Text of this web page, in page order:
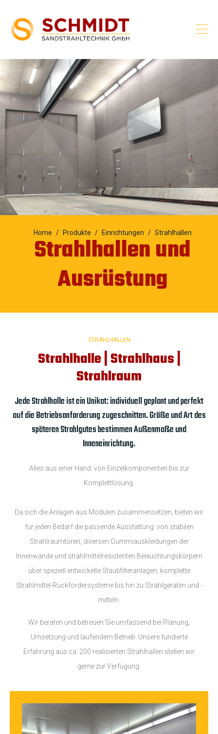
Home Produkte Einrichtungen Strahlhallen
Strahlhallen und
Ausrüstung
STRAHLHALLEN
Strahlhalle | Strahlhaus |
Strahlraum
Jede Strahlhalle ist ein Unikat: individuell geplant und perfekt
auf die Betriebsanforderung zugeschnitten. Größe und Art des
späteren Strahlgutes bestimmen Außenmaße und
Inneneinrichtung.
Alles aus einer Hand: von Einzelkomponenten bis zur
Komplettlösung.
Da sich die Anlagen aus Modulen zusammensetzen, bieten wir
für jeden Bedarf die passende Ausstattung: von stabilen
Strahlraumtoren, diversen Gummiauskleidungen der
Innenwände und strahlmittelresistenten Beleuchtungskörpern
über speziell entwickelte Staubfilteranlagen, komplette
Strahlmittel-Rückfördersysteme bis hin zu Strahlgeräten und -
mitteln.
Wir beraten und betreuen Sie umfassend bei Planung,
Umsetzung und laufendem Betrieb. Unsere fundierte
Erfahrung aus ca. 200 realisierten Strahlhallen stellen wir
gerne zur Verfügung.